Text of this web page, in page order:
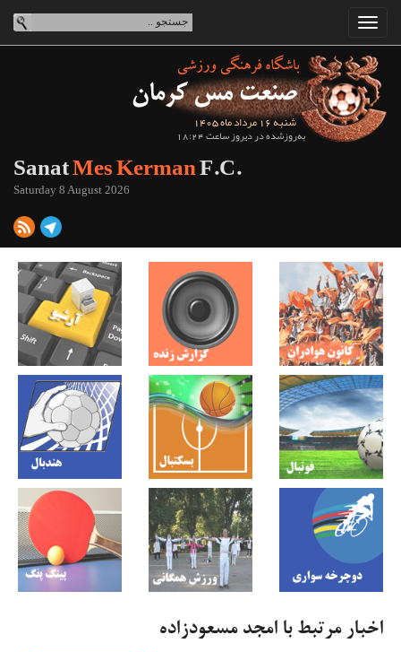
شنبه 16 مرداد ماه 1405
به‌روزشده در دیروز ساعت 18:24
SanatMes KermanF.C.
Saturday 8 August 2026
اخبار مرتبط با امجد مسعودزاده